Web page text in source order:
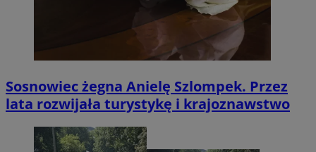
Sosnowiec żegna Anielę Szlompek. Przez
lata rozwijała turystykę i krajoznawstwo